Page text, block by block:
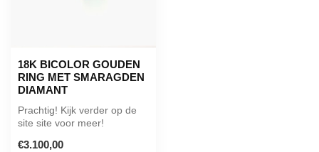
18K BICOLOR GOUDEN
RING MET SMARAGDEN
DIAMANT
Prachtig! Kijk verder op de
site site voor meer!
€3.100,00